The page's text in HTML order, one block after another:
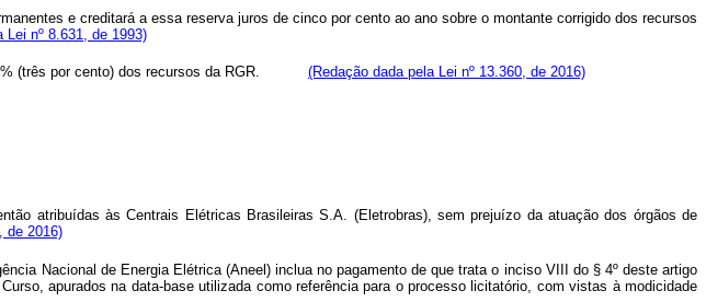
e creditará a essa reserva juros de cinco por cento ao ano sobre o montante corrigido dos recursos
Lei nº 8.631, de 1993)
3% (três por cento) dos recursos da RGR. (Redação dada pela Lei nº 13.360, de 2016)
atribuídas às Centrais Elétricas Brasileiras S.A. (Eletrobras), sem prejuízo da atuação dos órgãos de
de 2016)
Nacional de Energia Elétrica (Aneel) inclua no pagamento de que trata o inciso VIII do § 4º deste artigo
apurados na data-base utilizada como referência para o processo licitatório, com vistas à modicidade